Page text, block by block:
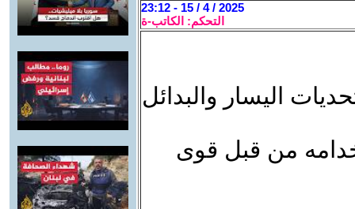
2025 / 4 / 15 - 23:12
التحكم: الكاتب-ة
اليسار والبدائل
من قبل قوى